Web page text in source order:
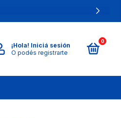
¡Hola! Iniciá sesión
O podés registrarte
0